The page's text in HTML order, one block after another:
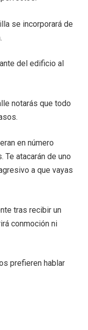
se incorporará de
del edificio al
notarás que todo
en número
Te atacarán de uno
a que vayas
tras recibir un
conmoción ni
prefieren hablar